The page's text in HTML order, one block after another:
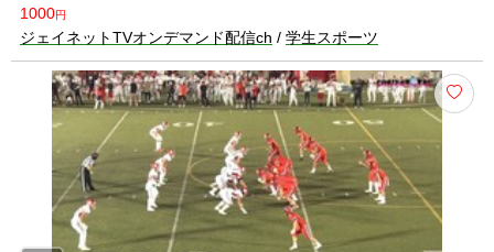
1000円
ジェイネットTVオンデマンド配信ch / 学生スポーツ